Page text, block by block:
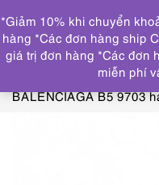
Trang chủ KÍNH MẮT
5587-Gọng
BALENCIAGA B5 9703
*Giảm 10% khi chuyển
hàng *Các đơn hàng ship
giá trị đơn hàng *Các đơn
miễn phí